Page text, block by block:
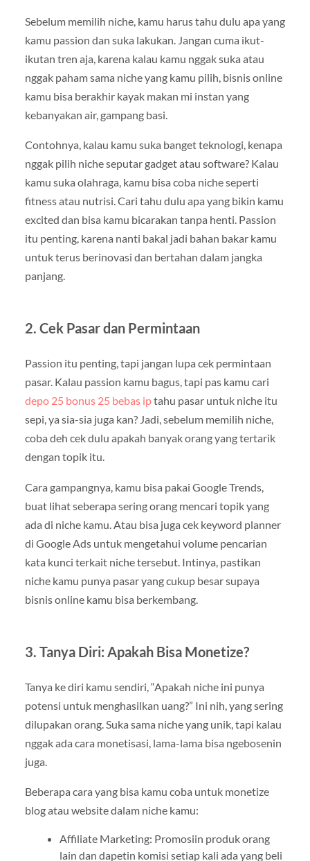
Sebelum memilih niche, kamu harus tahu dulu apa yang
kamu passion dan suka lakukan. Jangan cuma ikut-
ikutan tren aja, karena kalau kamu nggak suka atau
nggak paham sama niche yang kamu pilih, bisnis online
kamu bisa berakhir kayak makan mi instan yang
kebanyakan air, gampang basi.
Contohnya, kalau kamu suka banget teknologi, kenapa
nggak pilih niche seputar gadget atau software? Kalau
kamu suka olahraga, kamu bisa coba niche seperti
fitness atau nutrisi. Cari tahu dulu apa yang bikin kamu
excited dan bisa kamu bicarakan tanpa henti. Passion
itu penting, karena nanti bakal jadi bahan bakar kamu
untuk terus berinovasi dan bertahan dalam jangka
panjang.
2. Cek Pasar dan Permintaan
Passion itu penting, tapi jangan lupa cek permintaan
pasar. Kalau passion kamu bagus, tapi pas kamu cari
depo 25 bonus 25 bebas iptahu pasar untuk niche itu
sepi, ya sia-sia juga kan? Jadi, sebelum memilih niche,
coba deh cek dulu apakah banyak orang yang tertarik
dengan topik itu.
Cara gampangnya, kamu bisa pakai Google Trends,
buat lihat seberapa sering orang mencari topik yang
ada di niche kamu. Atau bisa juga cek keyword planner
di Google Ads untuk mengetahui volume pencarian
kata kunci terkait niche tersebut. Intinya, pastikan
niche kamu punya pasar yang cukup besar supaya
bisnis online kamu bisa berkembang.
3. Tanya Diri: Apakah Bisa Monetize?
Tanya ke diri kamu sendiri, “Apakah niche ini punya
potensi untuk menghasilkan uang?” Ini nih, yang sering
dilupakan orang. Suka sama niche yang unik, tapi kalau
nggak ada cara monetisasi, lama-lama bisa ngebosenin
juga.
Beberapa cara yang bisa kamu coba untuk monetize
blog atau website dalam niche kamu:
Affiliate Marketing: Promosiin produk orang
lain dan dapetin komisi setiap kali ada yang beli